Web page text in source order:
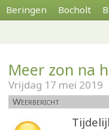
Beringen Bocholt
Meer zon na
Vrijdag 17 mei 2019
Weerbericht